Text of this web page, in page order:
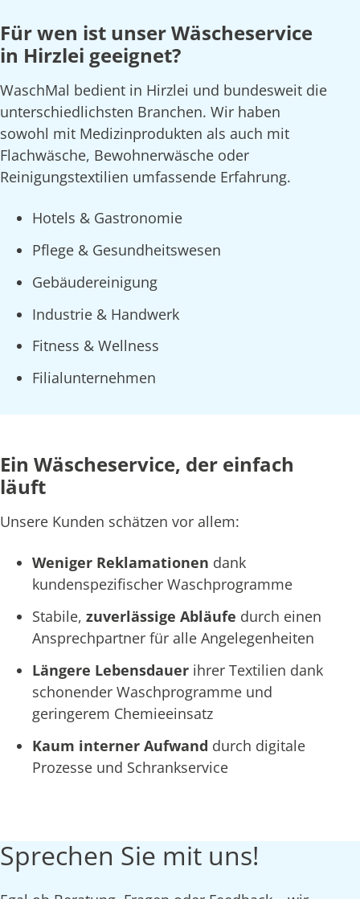
Für wen ist unser Wäscheservice
in Hirzlei geeignet?
WaschMal bedient in Hirzlei und bundesweit die
unterschiedlichsten Branchen. Wir haben
sowohl mit Medizinprodukten als auch mit
Flachwäsche, Bewohnerwäsche oder
Reinigungstextilien umfassende Erfahrung.
Hotels & Gastronomie
Pflege & Gesundheitswesen
Gebäudereinigung
Industrie & Handwerk
Fitness & Wellness
Filialunternehmen
Ein Wäscheservice, der einfach
läuft
Unsere Kunden schätzen vor allem:
Weniger Reklamationen dank
kundenspezifischer Waschprogramme
Stabile, zuverlässige Abläufe durch einen
Ansprechpartner für alle Angelegenheiten
Längere Lebensdauer ihrer Textilien dank
schonender Waschprogramme und
geringerem Chemieeinsatz
Kaum interner Aufwand durch digitale
Prozesse und Schrankservice
Sprechen Sie mit uns!